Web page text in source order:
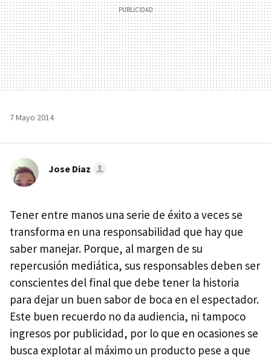
7 Mayo 2014
Jose Diaz
Tener entre manos una serie de éxito a veces se
transforma en una responsabilidad que hay que
saber manejar. Porque, al margen de su
repercusión mediática, sus responsables deben ser
conscientes del final que debe tener la historia
para dejar un buen sabor de boca en el espectador.
Este buen recuerdo no da audiencia, ni tampoco
ingresos por publicidad, por lo que en ocasiones se
busca explotar al máximo un producto pese a que